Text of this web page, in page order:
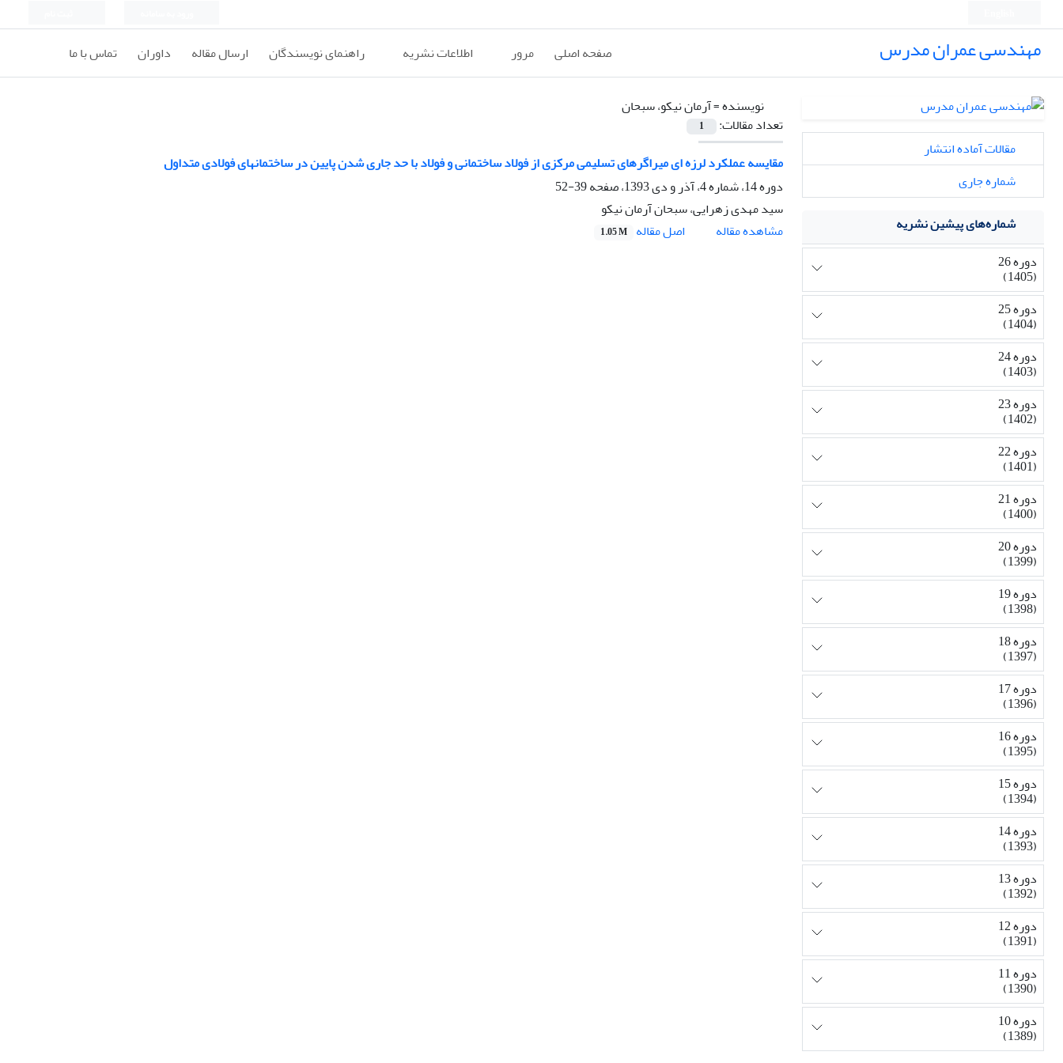
مهندسی عمران مدرس صفحه اصلی مرور اطلاعات نشریه راهنمای نویسندگان ارسال مقاله داوران تماس با ما
نویسنده =آرمان نیکو، سبحان
تعداد مقالات:
1
مقایسه عملکرد لرزه ای میراگرهای تسلیمی مرکزی از فولاد ساختمانی و فولاد با حد جاری شدن پایین در ساختمانهای فولادی متداول
دوره 14، شماره 4، آذر و دی 1393، صفحه
39-52
سید مهدی زهرایی، سبحان آرمان نیکو
مشاهده مقاله
اصل مقاله 1.05 M
مقالات آماده انتشار
شماره جاری
شماره‌های پیشین نشریه
دوره 26
(1405)
دوره 25
(1404)
دوره 24
(1403)
دوره 23
(1402)
دوره 22
(1401)
دوره 21
(1400)
دوره 20
(1399)
دوره 19
(1398)
دوره 18
(1397)
دوره 17
(1396)
دوره 16
(1395)
دوره 15
(1394)
دوره 14
(1393)
دوره 13
(1392)
دوره 12
(1391)
دوره 11
(1390)
دوره 10
(1389)